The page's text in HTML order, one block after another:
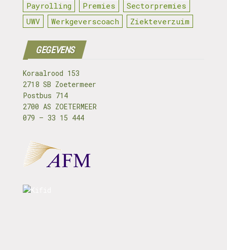
Payrolling
Premies
Sectorpremies
UWV
Werkgeverscoach Ziekteverzuim
GEGEVENS
Koraalrood 153
2718 SB Zoetermeer
Postbus 714
2700 AS ZOETERMEER
079 – 33 15 444